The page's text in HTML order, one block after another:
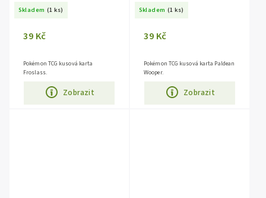
Skladem (1 ks)
39 Kč
Zobrazit
Pokémon TCG kusová karta
Froslass.
Skladem (1 ks)
39 Kč
Zobrazit
Pokémon TCG kusová karta Paldean
Wooper.